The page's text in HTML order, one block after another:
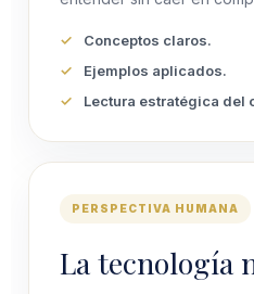
Conceptos claros.
Ejemplos aplicados.
Lectura estratégica del
PERSPECTIVA HUMANA
La tecnología